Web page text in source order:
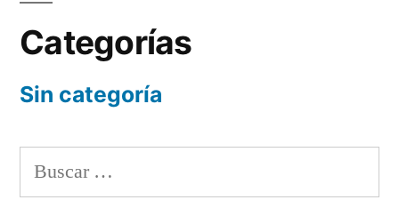
Categorías
Sin categoría
Buscar: